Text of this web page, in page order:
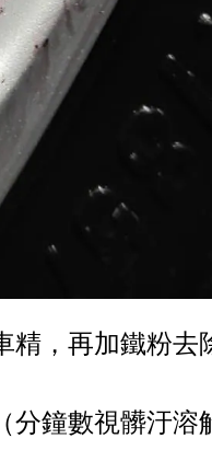
，再加鐵粉去
鐘數視髒汙溶